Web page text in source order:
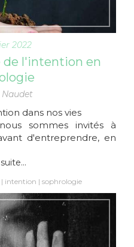
2022
de l'intention en
dans nos vies
sommes invités à
d'entreprendre, en
intention sophrologie